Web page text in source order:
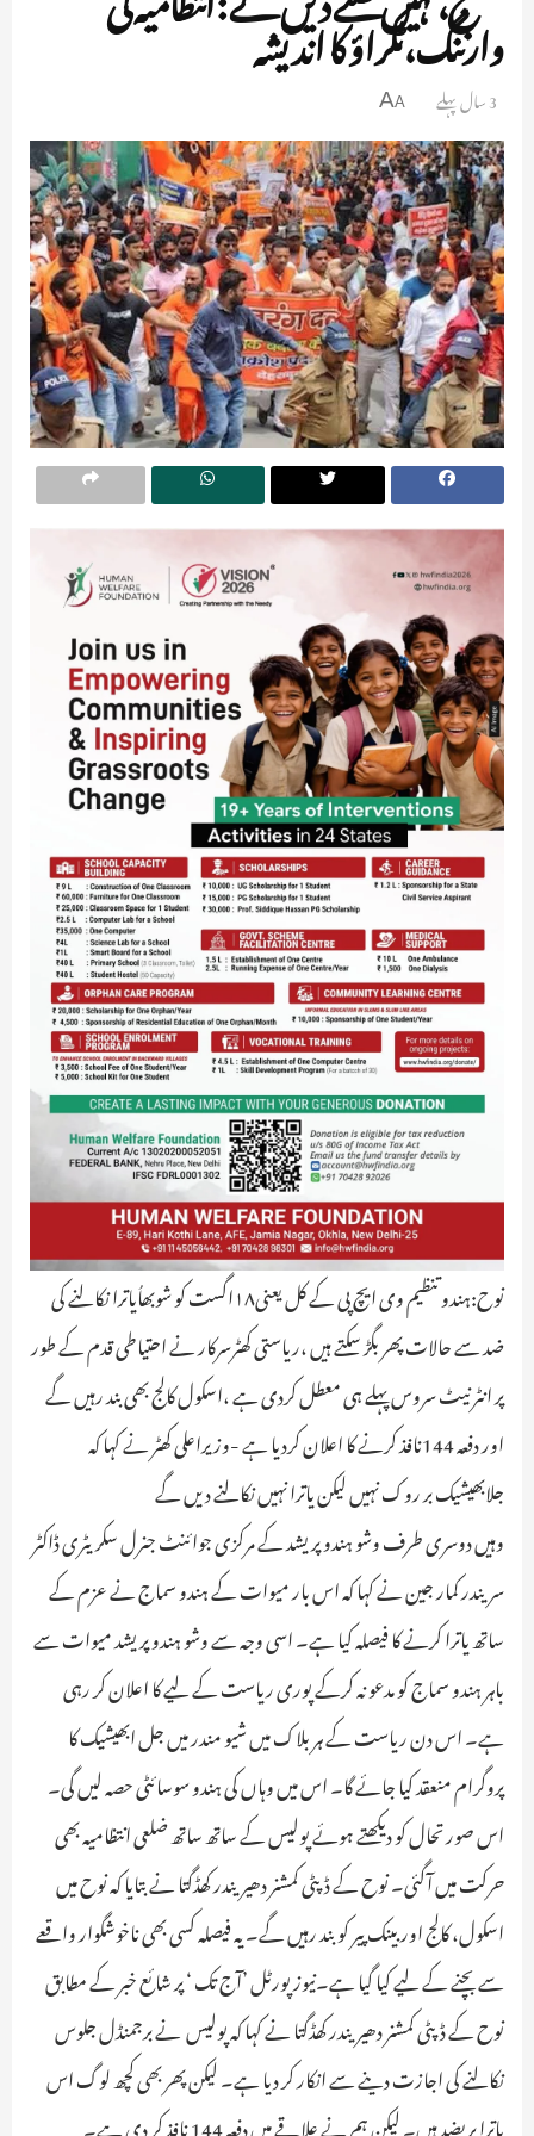
وارننگ،ٹکراؤ کا اندیشہ
3 سال پہلے A
A
نوح:ہندو تنظیم وی ایچ پی کے کل یعنی۱۸اگست کو شوبھاُیاترا نکالنے کی
ضد سے حالات پھر بگڑ سکتے ہیں ،ریاستی کھٹرسرکار نے احتیاطی قدم کے طور
پر انٹرنیٹ سروس پہلے ہی معطل کردی ہے ،اسکول کالج بھی بند رہیں گے
اور دفعہ 144نافذ کرنے کا اعلان کردیا ہے -وزیراعلی کھٹر نے کہا کہ
جلابھیشیک بر روک نہیں لیکن یاترا نہیں نکالنے دیں گے
وہیں دوسری طرف وشو ہندو پریشد کے مرکزی جوائنٹ جنرل سکریٹری ڈاکٹر
سریندر کمار جین نے کہا کہ اس بار میوات کے ہندو سماج نے عزم کے
ساتھ یاترا کرنے کا فیصلہ کیا ہے۔ اسی وجہ سے وشو ہندو پریشد میوات سے
باہر ہندو سماج کو مدعو نہ کرکے پوری ریاست کے لیے کا اعلان کر رہی
ہے۔ اس دن ریاست کے ہر بلاک میں شیو مندر میں جل ابھیشیک کا
پروگرام منعقد کیا جائے گا۔ اس میں وہاں کی ہندو سوسائٹی حصہ لیں گی۔
اس صورتحال کو دیکھتے ہوئے پولیس کے ساتھ ساتھ ضلعی انتظامیہ بھی
حرکت میں آگئی۔ نوح کے ڈپٹی کمشنر دھیریندر کھڈگتا نے بتایا کہ نوح میں
اسکول، کالج اور بینک پیر کو بند رہیں گے۔ یہ فیصلہ کسی بھی ناخوشگوار واقعے
سے بچنے کے لیے کیا گیا ہے۔نیوز پورٹل ’آج تک ‘ پر شائع خبر کے مطابق
نوح کے ڈپٹی کمشنر دھیریندر کھڈگتا نے کہا کہ پولیس نے برجمنڈل جلوس
نکالنے کی اجازت دینے سے انکار کر دیا ہے۔ لیکن پھر بھی کچھ لوگ اس
یاترا پر بضد ہیں۔ لیکن ہم نے علاقے میں دفعہ 144 نافذ کر دی ہے۔